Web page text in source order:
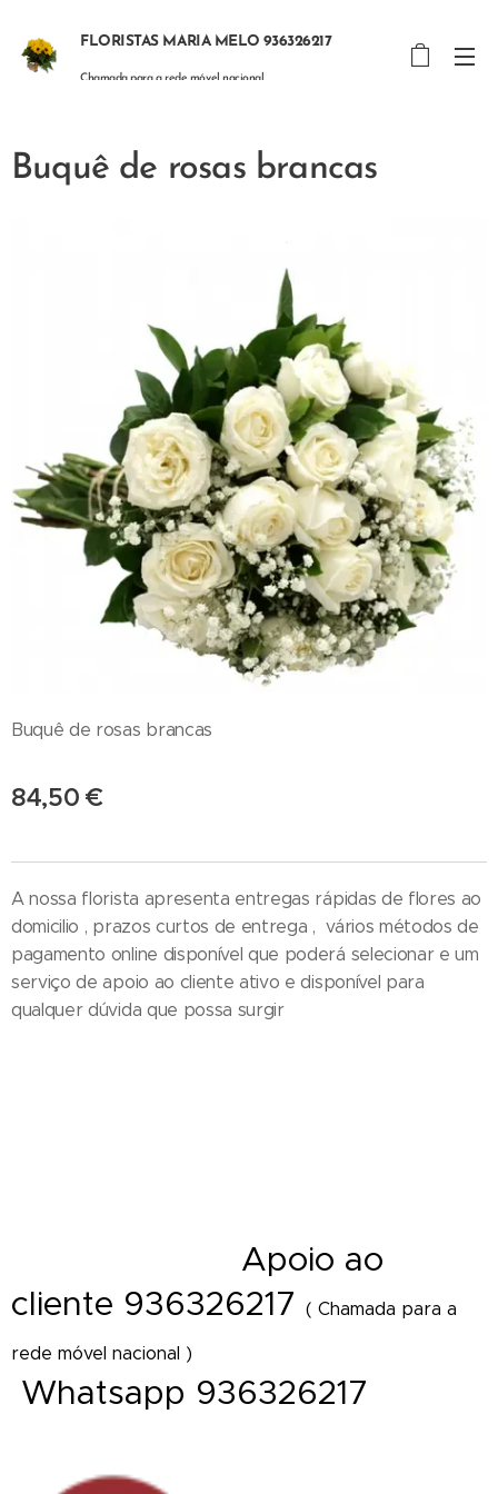
FLORISTAS MARIA MELO 936326217
Chamada para a rede móvel nacional
Buquê de rosas brancas
Buquê de rosas brancas
84,50 €
A nossa florista apresenta entregas rápidas de flores ao
domicilio , prazos curtos de entrega , vários métodos de
pagamento online disponível que poderá selecionar e um
serviço de apoio ao cliente ativo e disponível para
qualquer dúvida que possa surgir
Apoio ao
cliente 936326217 ( Chamada para a
rede móvel nacional )
Whatsapp 936326217